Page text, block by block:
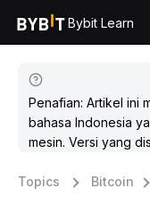
Bybit Learn
Penafian: Artikel ini
bahasa Indonesia
mesin. Versi yang
Topics Bitcoin